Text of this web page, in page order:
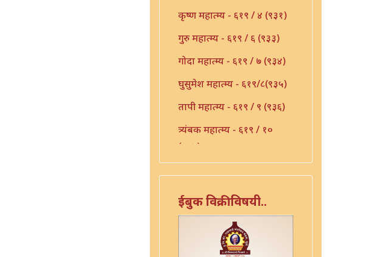
कृष्ण महात्म्य - ६१९ / ४ (९३१)
गुरु महात्म्य - ६१९ / ६ (९३३)
गोदा महात्म्य - ६१९ / ७ (९३४)
घुसुमेश महात्म्य - ६१९/८(९३५)
तापी महात्म्य - ६१९ / ९ (९३६)
त्र्यंबक महात्म्य - ६१९ / १०
(९३७)
निर्मळ महात्म्य - ६१९ / १२
(९३९)
पांडुरंग महात्म्य - ६१९ / १३
ईबुक विक्रीविषयी..